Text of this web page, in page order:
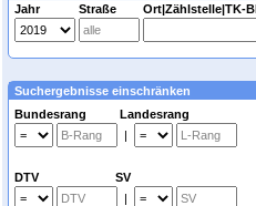
Jahr
Straße Ort|Zählstelle|TK-
Suchergebnisse einschränken
Bundesrang Landesrang
|
DTV SV
|